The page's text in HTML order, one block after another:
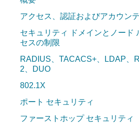
アクセス、認証およびアカウン
セキュリティ ドメインとノード
セスの制限
RADIUS、TACACS+、LDAP、
2、DUO
802.1X
ポート セキュリティ
ファーストホップ セキュリティ